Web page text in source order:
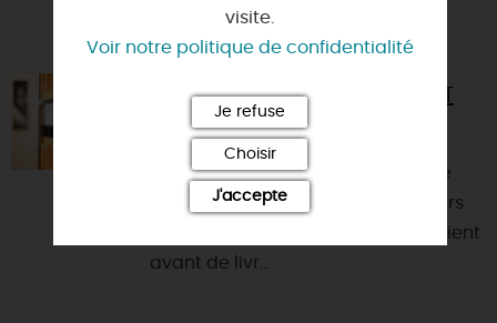
LA BOUTIQUE MARTIN POURET
45000 - ORLEANS
Dès le Moyen Âge, Orléans a été le
principal port fluvial où les bateliers
qui descendaient la Loire, s'arrêtaient
avant de livr...
visite.
Voir notre politique de confidentialité
Je refuse
Choisir
J'accepte